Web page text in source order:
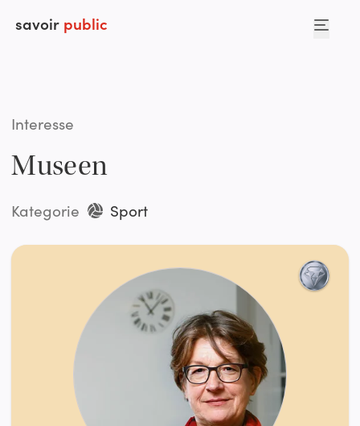
savoir public
Interesse
Museen
Kategorie Sport